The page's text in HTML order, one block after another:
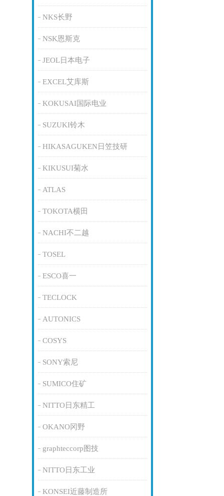
NKS长野
NSK恩斯克
JEOL日本电子
EXCEL艾库斯
KOKUSAI国际电业
SUZUKI铃木
HIKASAGUKEN日笠技研
KIKUSUI菊水
ATLAS
TOKOTA横田
NACHI不二越
TOSEL
ESCO喜一
TECLOCK
AUTONICS
COSYS
SONY索尼
SUMICO住矿
NITTO日东精工
OKANO冈野
graphteccorp图技
NITTO日东工业
KONSEI近藤制造所